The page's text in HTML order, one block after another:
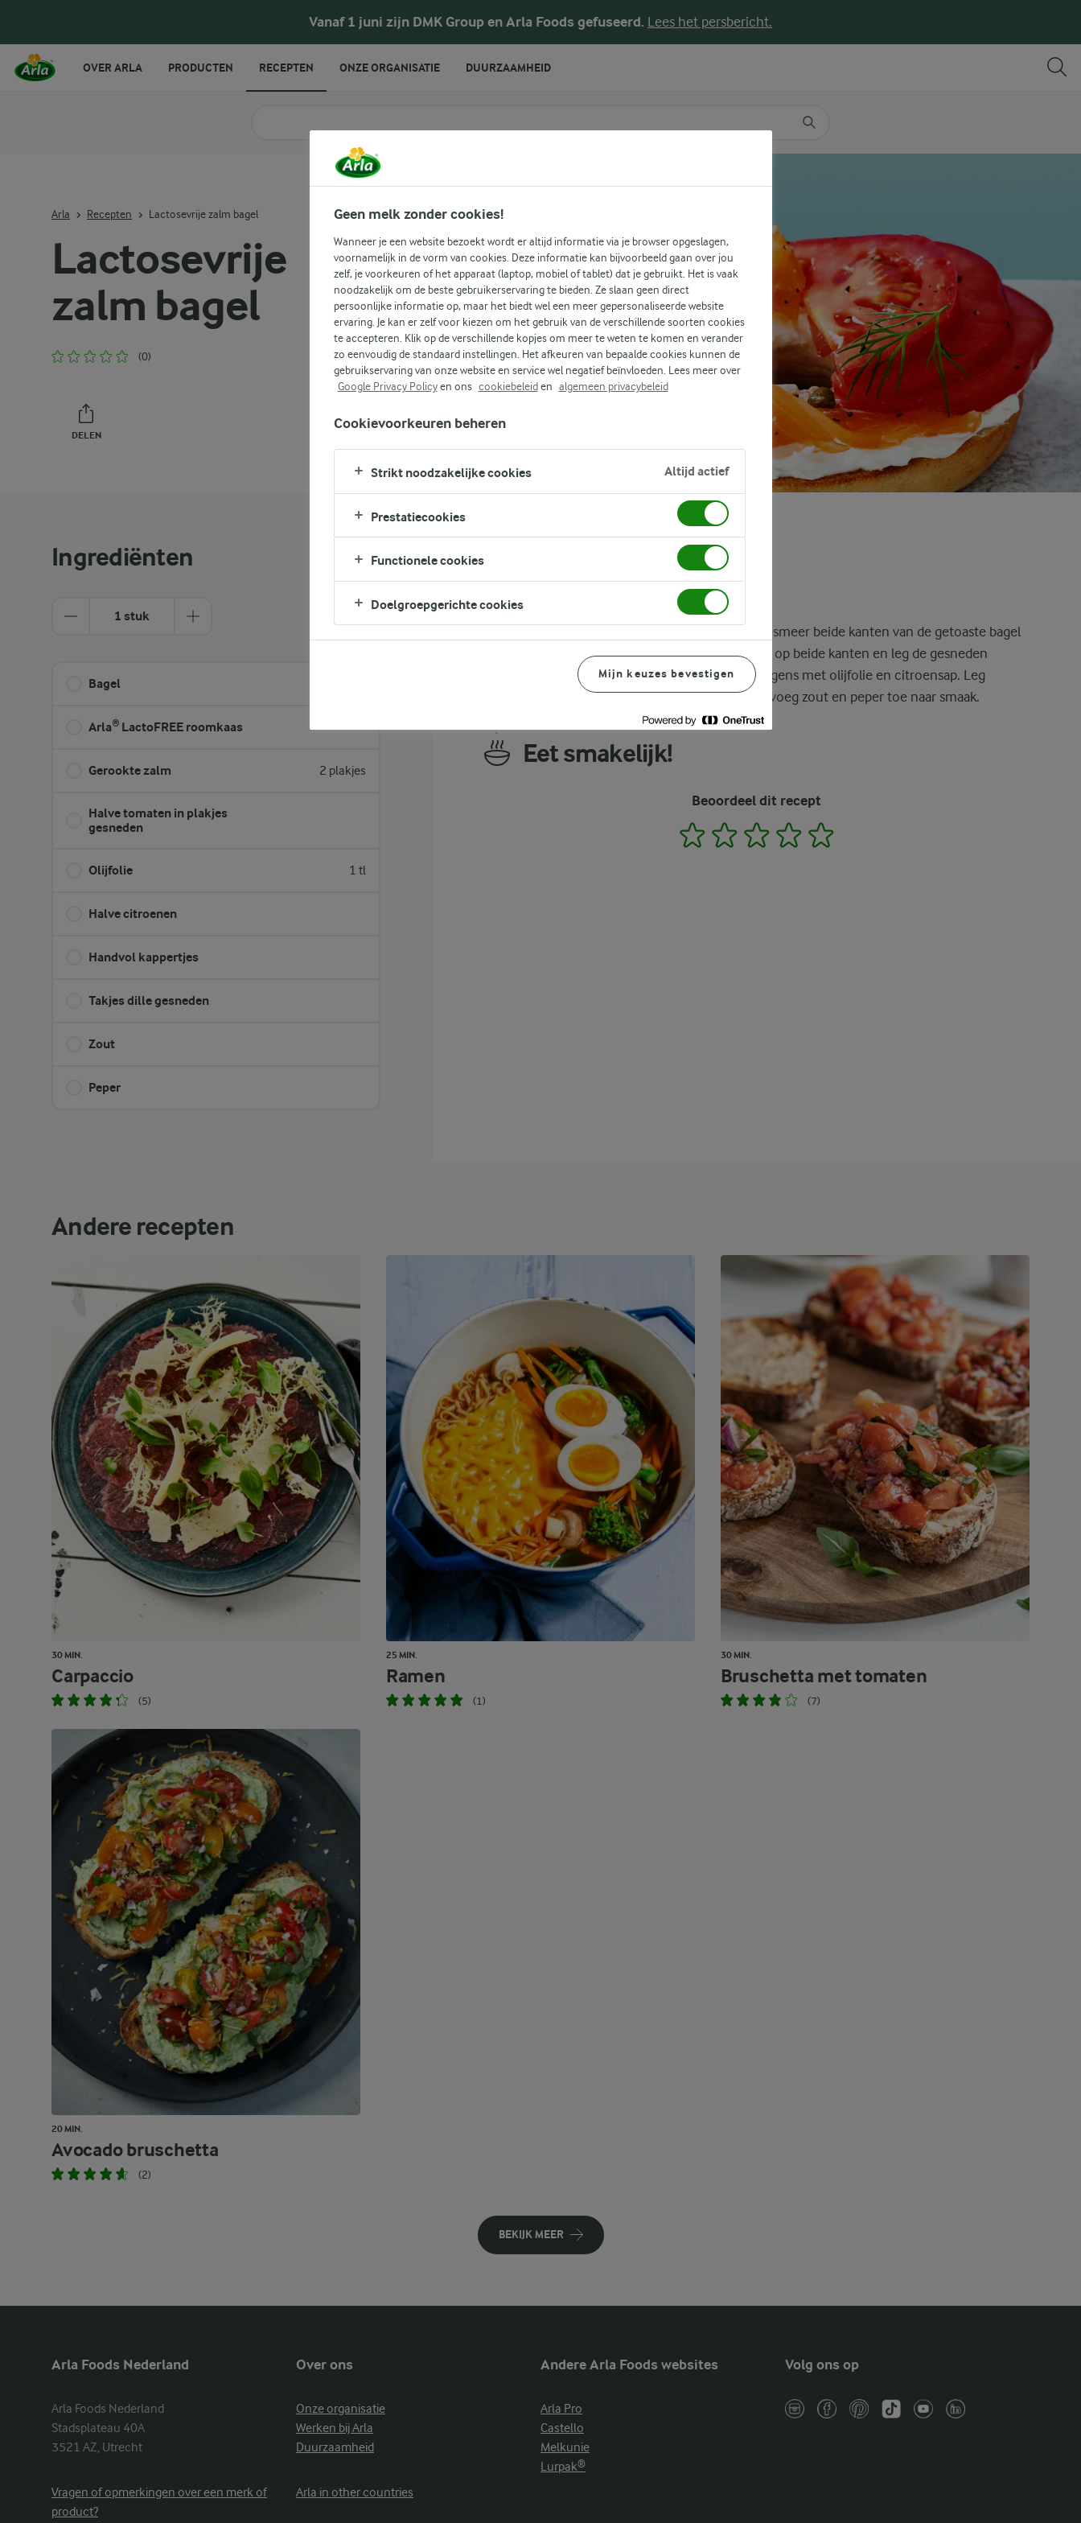
Vanaf 1 juni zijn DMK Group en Arla Foods gefuseerd. Lees het persbericht.
Lactosevrije
zalm bagel
(0)
DELEN
Arla Recepten Lactosevrije zalm bagel
Ingrediënten
1 stuk
Bagel
Arla® LactoFREE roomkaas
Gerookte zalm 2 plakjes
Halve tomaten in plakjes
gesneden
Olijfolie 1 tl
Halve citroenen
Handvol kappertjes
Takjes dille gesneden
Zout
Peper
Bereidingswijze
Hoe maak je het?
Snij je bagel doormidden en toast deze. Besmeer beide kanten van de getoaste bagel
met Arla Lactofree roomkaas. Leg de zalm op beide kanten en leg de gesneden
tomaat er bovenop. Besprenkel het vervolgens met olijfolie en citroensap. Leg
vervolgens de kappertjes en dille er op en voeg zout en peper toe naar smaak.
Eet smakelijk!
Beoordeel dit recept
1 2 3 4
Andere recepten
30 MIN.
Carpaccio
(5)
25 MIN.
Ramen
(1)
30 MIN.
Bruschetta met tomaten
(7)
20 MIN.
Avocado bruschetta
(2)
BEKIJK MEER
Zoek zoektermen in te voeren
OVER ARLA PRODUCTEN RECEPTEN ONZE ORGANISATIE DUURZAAMHEID
Arla Foods Nederland
Arla Foods Nederland
Stadsplateau 40A
3521 AZ, Utrecht
Vragen of opmerkingen over een merk of
product?
Over ons
Onze organisatie
Werken bij Arla
Duurzaamheid
Arla in other countries
Andere Arla Foods websites
Arla Pro
Castello
Melkunie
Lurpak®
Volg ons op
Geen melk zonder cookies!
Wanneer je een website bezoekt wordt er altijd informatie via je browser opgeslagen,
voornamelijk in de vorm van cookies. Deze informatie kan bijvoorbeeld gaan over jou
zelf, je voorkeuren of het apparaat (laptop, mobiel of tablet) dat je gebruikt. Het is vaak
noodzakelijk om de beste gebruikerservaring te bieden. Ze slaan geen direct
persoonlijke informatie op, maar het biedt wel een meer gepersonaliseerde website
ervaring. Je kan er zelf voor kiezen om het gebruik van de verschillende soorten cookies
te accepteren. Klik op de verschillende kopjes om meer te weten te komen en verander
zo eenvoudig de standaard instellingen. Het afkeuren van bepaalde cookies kunnen de
gebruikservaring van onze website en service wel negatief beïnvloeden. Lees meer over
Google Privacy Policyen ons cookiebeleiden algemeen privacybeleid
Cookievoorkeuren beheren
Strikt noodzakelijke cookies Altijd actief
Prestatiecookies
Functionele cookies
Doelgroepgerichte cookies
Mijn keuzes bevestigen